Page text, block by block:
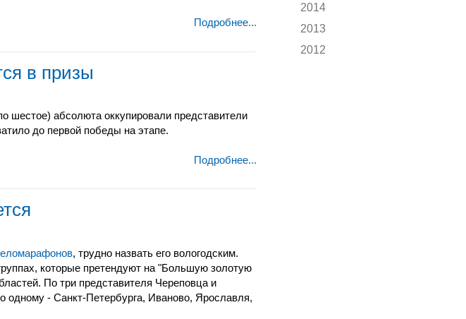
2014
2013
2012
Подробнее...
в призы
шестое) абсолюта оккупировали представители
до первой победы на этапе.
Подробнее...
, трудно назвать его вологодским.
которые претендуют на "Большую золотую
По три представителя Череповца и
одному - Санкт-Петербурга, Иваново, Ярославля,